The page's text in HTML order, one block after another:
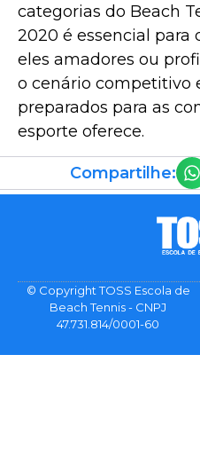
categorias do Beach
2020 é essencial para
eles amadores ou
o cenário competitivo
preparados para as
esporte oferece.
Compartilhe:
© Copyright TOSS Escola de
Beach Tennis - CNPJ
47.731.814/0001-60